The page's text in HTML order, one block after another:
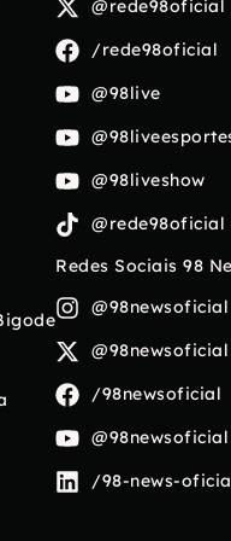
@rede98oficial
/rede98oficial
@98live
@98liveshow
@rede98oficial
Redes Sociais 98
@98newsoficial
@98newsoficial
/98newsoficial
@98newsoficial
/98-news-